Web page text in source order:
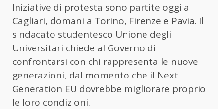
Iniziative di protesta sono partite oggi a
Cagliari, domani a Torino, Firenze e Pavia. Il
sindacato studentesco Unione degli
Universitari chiede al Governo di
confrontarsi con chi rappresenta le nuove
generazioni, dal momento che il Next
Generation EU dovrebbe migliorare proprio
le loro condizioni.